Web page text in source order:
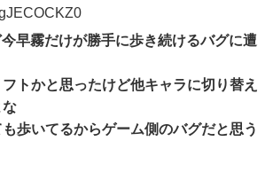
早霧だけが勝手に歩き続けるバグに遭
トかと思ったけど他キャラに切り替え
な
歩いてるからゲーム側のバグだと思う